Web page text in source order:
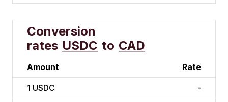
Conversion
rates USDC to CAD
Amount Rate
1 USDC -